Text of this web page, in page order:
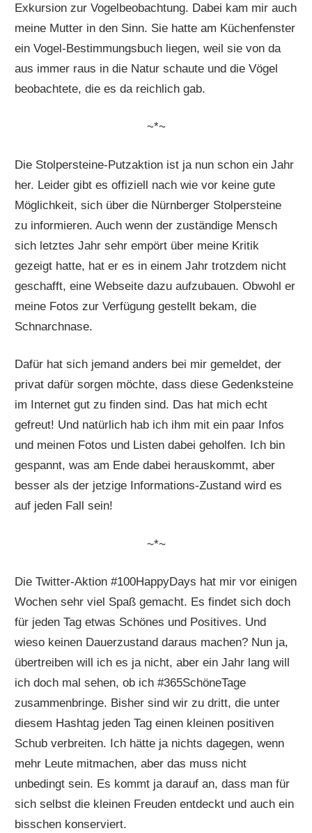
Exkursion zur Vogelbeobachtung. Dabei kam mir auch
meine Mutter in den Sinn. Sie hatte am Küchenfenster
ein Vogel-Bestimmungsbuch liegen, weil sie von da
aus immer raus in die Natur schaute und die Vögel
beobachtete, die es da reichlich gab.
~*~
Die Stolpersteine-Putzaktion ist ja nun schon ein Jahr
her. Leider gibt es offiziell nach wie vor keine gute
Möglichkeit, sich über die Nürnberger Stolpersteine
zu informieren. Auch wenn der zuständige Mensch
sich letztes Jahr sehr empört über meine Kritik
gezeigt hatte, hat er es in einem Jahr trotzdem nicht
geschafft, eine Webseite dazu aufzubauen. Obwohl er
meine Fotos zur Verfügung gestellt bekam, die
Schnarchnase.
Dafür hat sich jemand anders bei mir gemeldet, der
privat dafür sorgen möchte, dass diese Gedenksteine
im Internet gut zu finden sind. Das hat mich echt
gefreut! Und natürlich hab ich ihm mit ein paar Infos
und meinen Fotos und Listen dabei geholfen. Ich bin
gespannt, was am Ende dabei herauskommt, aber
besser als der jetzige Informations-Zustand wird es
auf jeden Fall sein!
~*~
Die Twitter-Aktion #100HappyDays hat mir vor einigen
Wochen sehr viel Spaß gemacht. Es findet sich doch
für jeden Tag etwas Schönes und Positives. Und
wieso keinen Dauerzustand daraus machen? Nun ja,
übertreiben will ich es ja nicht, aber ein Jahr lang will
ich doch mal sehen, ob ich #365SchöneTage
zusammenbringe. Bisher sind wir zu dritt, die unter
diesem Hashtag jeden Tag einen kleinen positiven
Schub verbreiten. Ich hätte ja nichts dagegen, wenn
mehr Leute mitmachen, aber das muss nicht
unbedingt sein. Es kommt ja darauf an, dass man für
sich selbst die kleinen Freuden entdeckt und auch ein
bisschen konserviert.